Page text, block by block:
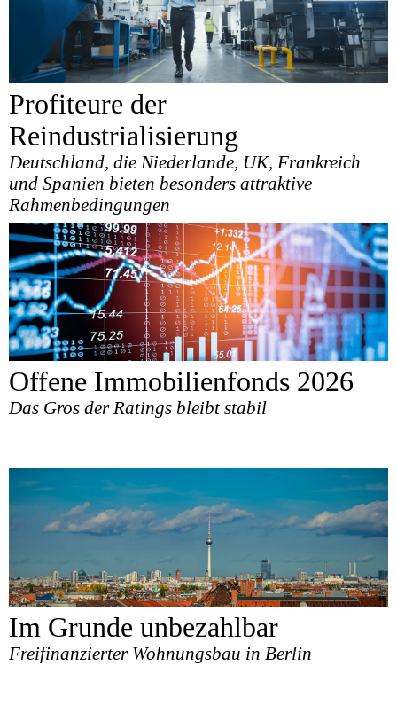
Profiteure der
Reindustrialisierung
Deutschland, die Niederlande, UK, Frankreich
und Spanien bieten besonders attraktive
Rahmenbedingungen
Offene Immobilienfonds 2026
Das Gros der Ratings bleibt stabil
Im Grunde unbezahlbar
Freifinanzierter Wohnungsbau in Berlin